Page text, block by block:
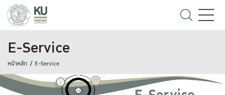
E-Service
หน้าหลัก E-Service